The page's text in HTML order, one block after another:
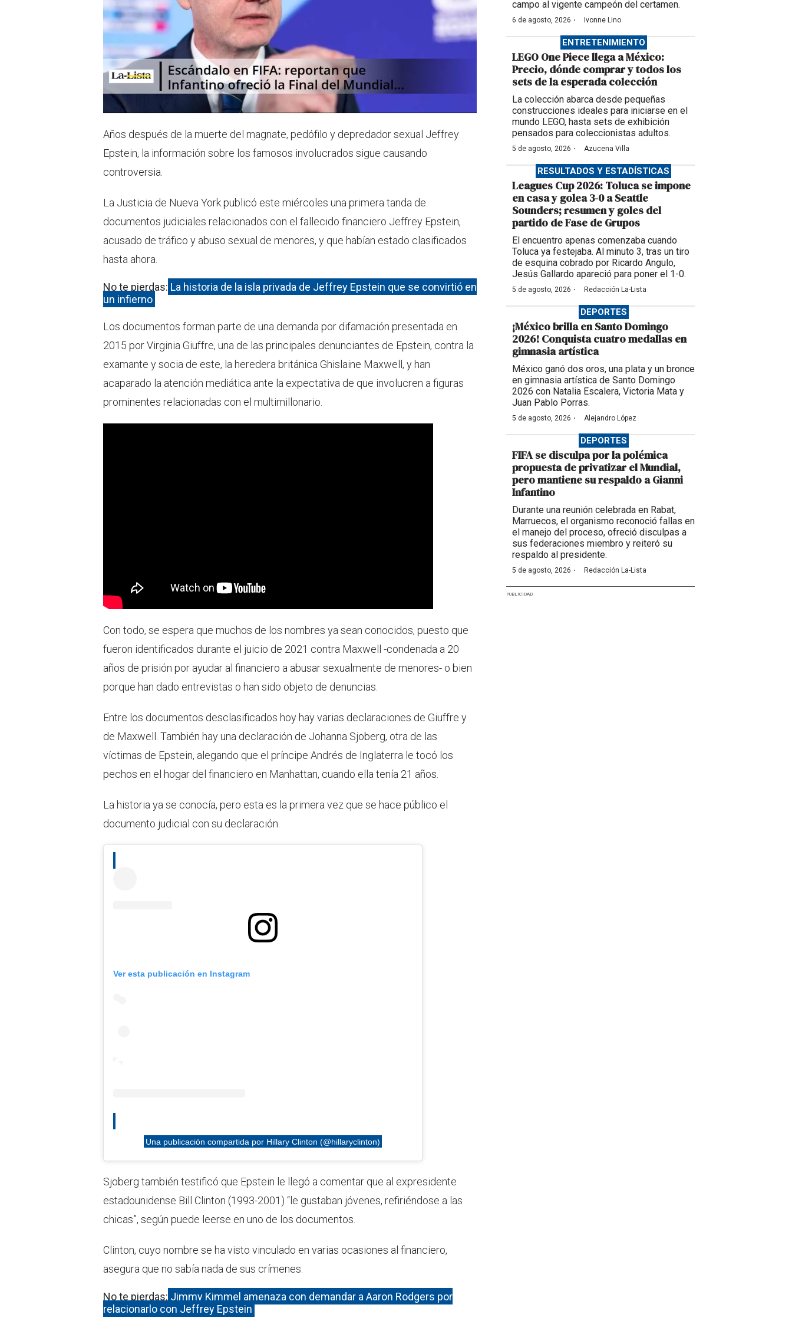
Años después de la muerte del magnate, pedófilo y depredador sexual Jeffrey
Epstein, la información sobre los famosos involucrados sigue causando
controversia.
La Justicia de Nueva York publicó este miércoles una primera tanda de
documentos judiciales relacionados con el fallecido financiero Jeffrey Epstein,
acusado de tráfico y abuso sexual de menores, y que habían estado clasificados
hasta ahora.
No te pierdas: La historia de la isla privada de Jeffrey Epstein que se convirtió en
un infierno
Los documentos forman parte de una demanda por difamación presentada en
2015 por Virginia Giuffre, una de las principales denunciantes de Epstein, contra la
examante y socia de este, la heredera británica Ghislaine Maxwell, y han
acaparado la atención mediática ante la expectativa de que involucren a figuras
prominentes relacionadas con el multimillonario.
Con todo, se espera que muchos de los nombres ya sean conocidos, puesto que
fueron identificados durante el juicio de 2021 contra Maxwell -condenada a 20
años de prisión por ayudar al financiero a abusar sexualmente de menores- o bien
porque han dado entrevistas o han sido objeto de denuncias.
Entre los documentos desclasificados hoy hay varias declaraciones de Giuffre y
de Maxwell. También hay una declaración de Johanna Sjoberg, otra de las
víctimas de Epstein, alegando que el príncipe Andrés de Inglaterra le tocó los
pechos en el hogar del financiero en Manhattan, cuando ella tenía 21 años.
La historia ya se conocía, pero esta es la primera vez que se hace público el
documento judicial con su declaración.
Ver esta publicación en Instagram
Una publicación compartida por Hillary Clinton (@hillaryclinton)
Sjoberg también testificó que Epstein le llegó a comentar que al expresidente
estadounidense Bill Clinton (1993-2001) “le gustaban jóvenes, refiriéndose a las
chicas”, según puede leerse en uno de los documentos.
Clinton, cuyo nombre se ha visto vinculado en varias ocasiones al financiero,
asegura que no sabía nada de sus crímenes.
No te pierdas: Jimmy Kimmel amenaza con demandar a Aaron Rodgers por
relacionarlo con Jeffrey Epstein
campo al vigente campeón del certamen.
6 de agosto, 2026 · Ivonne Lino
ENTRETENIMIENTO
LEGO One Piece llega a México:
Precio, dónde comprar y todos los
sets de la esperada colección
La colección abarca desde pequeñas
construcciones ideales para iniciarse en el
mundo LEGO, hasta sets de exhibición
pensados para coleccionistas adultos.
5 de agosto, 2026 · Azucena Villa
RESULTADOS Y ESTADÍSTICAS
Leagues Cup 2026: Toluca se impone
en casa y golea 3-0 a Seattle
Sounders; resumen y goles del
partido de Fase de Grupos
El encuentro apenas comenzaba cuando
Toluca ya festejaba. Al minuto 3, tras un tiro
de esquina cobrado por Ricardo Angulo,
Jesús Gallardo apareció para poner el 1-0.
5 de agosto, 2026 · Redacción La-Lista
DEPORTES
¡México brilla en Santo Domingo
2026! Conquista cuatro medallas en
gimnasia artística
México ganó dos oros, una plata y un bronce
en gimnasia artística de Santo Domingo
2026 con Natalia Escalera, Victoria Mata y
Juan Pablo Porras.
5 de agosto, 2026 · Alejandro López
DEPORTES
FIFA se disculpa por la polémica
propuesta de privatizar el Mundial,
pero mantiene su respaldo a Gianni
Infantino
Durante una reunión celebrada en Rabat,
Marruecos, el organismo reconoció fallas en
el manejo del proceso, ofreció disculpas a
sus federaciones miembro y reiteró su
respaldo al presidente.
5 de agosto, 2026 · Redacción La-Lista
PUBLICIDAD